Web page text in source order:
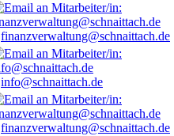
finanzverwaltung@schnaittach.de
info@schnaittach.de
finanzverwaltung@schnaittach.de